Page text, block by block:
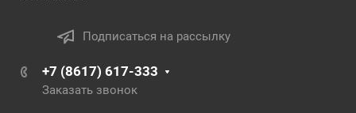
Подписаться на рассылку
+7 (8617) 617-333
Заказать звонок